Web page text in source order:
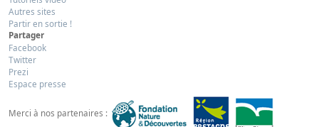
Autres sites
Partir en sortie !
Partager
Facebook
Twitter
Prezi
Espace presse
Merci à nos partenaires :